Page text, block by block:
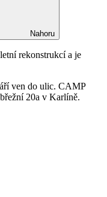
Nahoru
rekonstrukcí a je
ven do ulic. CAMP
20a v Karlíně.